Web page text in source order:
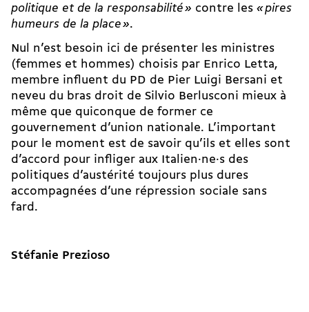
politique et de la responsabilité» contre les «pires
humeurs de la place».
Nul n’est besoin ici de présenter les ministres
(femmes et hommes) choisis par Enrico Letta,
membre influent du PD de Pier Luigi Bersani et
neveu du bras droit de Silvio Berlusconi mieux à
même que quiconque de former ce
gouvernement d’union nationale. L’important
pour le moment est de savoir qu’ils et elles sont
d’accord pour infliger aux Italien·ne·s des
politiques d’austérité toujours plus dures
accompagnées d’une répression sociale sans
fard.
Stéfanie Prezioso